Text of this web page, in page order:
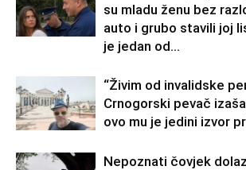
su mladu ženu bez
auto i grubo stavili joj
je jedan od...
“Živim od invalidske
Crnogorski pevač
ovo mu je jedini izvor
Nepoznati čovjek